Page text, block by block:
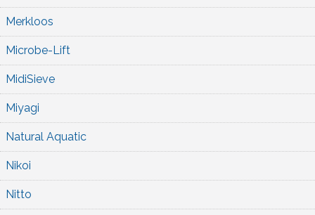
Merkloos
Microbe-Lift
MidiSieve
Miyagi
Natural Aquatic
Nikoi
Nitto